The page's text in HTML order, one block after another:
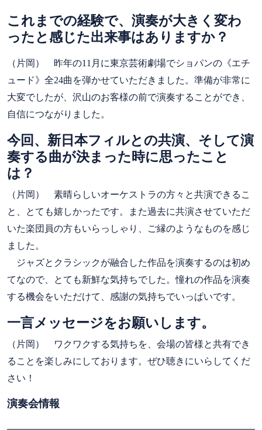
これまでの経験で、演奏が大きく変わ
ったと感じた出来事はありますか？
（片岡） 昨年の11月に東京芸術劇場でショパンの《エチ
ュード》全24曲を弾かせていただきました。準備が非常に
大変でしたが、沢山のお客様の前で演奏することができ、
自信につながりました。
今回、新日本フィルとの共演、そして演
奏する曲が決まった時に思ったこと
は？
（片岡） 素晴らしいオーケストラの方々と共演できるこ
と、とても嬉しかったです。また過去に共演させていただ
いた楽団員の方もいらっしゃり、ご縁のようなものを感じ
ました。
ジャズとクラシックが融合した作品を演奏するのは初め
てなので、とても新鮮な気持ちでした。憧れの作品を演奏
する機会をいただけて、感謝の気持ちでいっぱいです。
一言メッセージをお願いします。
（片岡） ワクワクする気持ちを、会場の皆様と共有でき
ることを楽しみにしております。ぜひ聴きにいらしてくだ
さい！
演奏会情報